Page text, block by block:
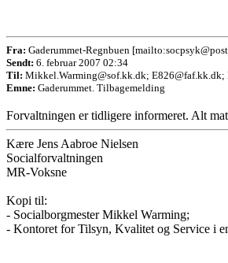
Fra: Gaderummet-Regnbuen
Sendt: 6. februar 2007 02:34
Til: Mikkel.Warming@sof.kk.dk; E826@faf.kk.dk;
Emne: Gaderummet. Tilbagemelding
Forvaltningen er tidligere informeret. Alt
Kære Jens Aabroe Nielsen
Socialforvaltningen
MR-Voksne
Kopi til:
- Socialborgmester Mikkel Warming;
- Kontoret for Tilsyn, Kvalitet og Service i